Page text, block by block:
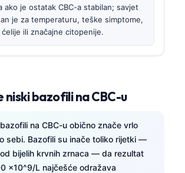
ako je ostatak CBC-a stabilan; savjet
je za temperaturu, teške simptome,
ili značajne citopenije.
niski bazofili na CBC-u
na CBC-u obično znače vrlo
sebi. Bazofili su inače toliko rijetki —
bijelih krvnih zrnaca — da rezultat
x10^9/L najčešće odražava